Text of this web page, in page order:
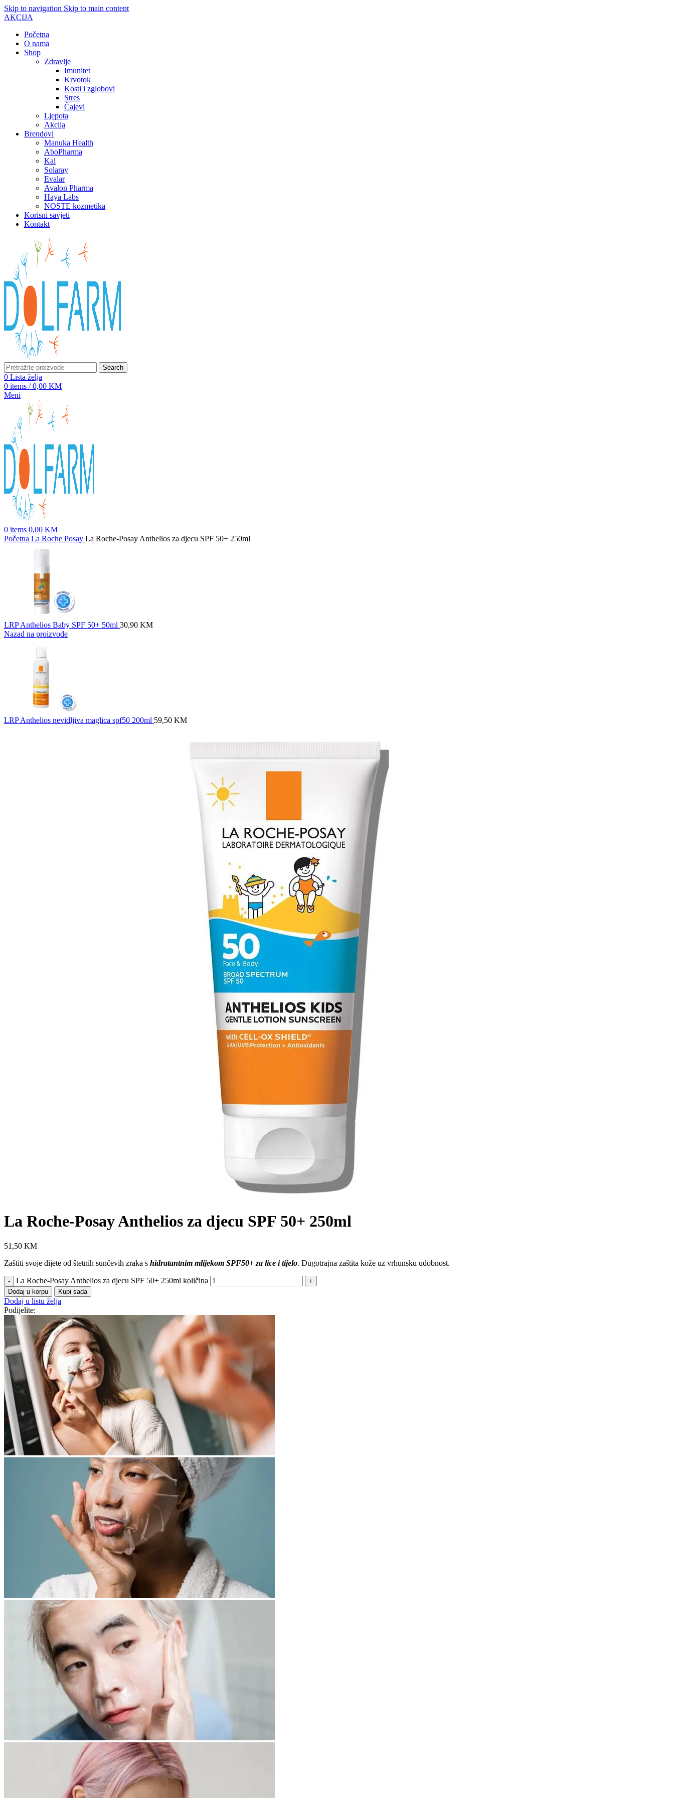
Skip to navigation Skip to main content
AKCIJA
Početna
O nama
Shop
Zdravlje
Imunitet
Krvotok
Kosti i zglobovi
Stres
Čajevi
Ljepota
Akcija
Brendovi
Manuka Health
AboPharma
Kal
Solaray
Evalar
Avalon Pharma
Haya Labs
NOSTE kozmetika
Korisni savjeti
Kontakt
Search
0 Lista želja
0 items / 0,00 KM
Meni
0 items 0,00 KM
Početna La Roche Posay La Roche-Posay Anthelios za djecu SPF 50+ 250ml
LRP Anthelios Baby SPF 50+ 50ml 30,90 KM
Nazad na proizvode
LRP Anthelios nevidljiva maglica spf50 200ml 59,50 KM
La Roche-Posay Anthelios za djecu SPF 50+ 250ml
51,50 KM
Zaštiti svoje dijete od štetnih sunčevih zraka s hidratantnim mlijekom SPF50+ za lice i tijelo. Dugotrajna zaštita kože uz vrhunsku udobnost.
La Roche-Posay Anthelios za djecu SPF 50+ 250ml količina
Dodaj u korpu Kupi sada
Dodaj u listu želja
Podijelite: